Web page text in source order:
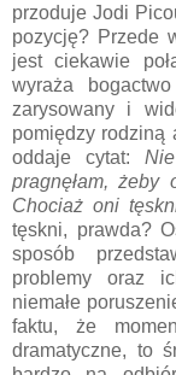
przoduje Jodi
pozycję? Przede
jest ciekawie
wyraża
zarysowany i
pomiędzy rodziną
oddaje cytat:
pragnęłam, żeby
Chociaż oni
tęskni, prawda?
sposób
problemy oraz
niemałe
faktu, że
dramatyczne, to